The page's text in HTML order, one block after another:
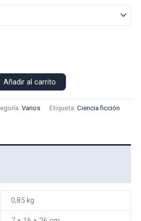
Añadir al carrito
Varios Etiqueta: Ciencia ficción
0,85 kg